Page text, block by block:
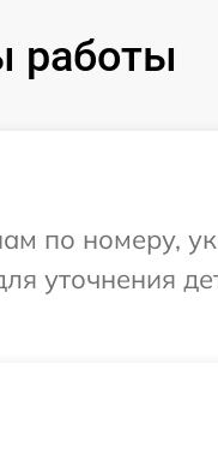
работы
по номеру,
уточнения